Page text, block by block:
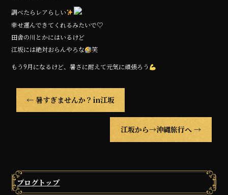
調べたらレアらしい
幸せ運んできてくれるみたいで♡
田舎の川とかにはいるけど
江坂には絶対おらんやろな
笑
もう9月になるけど、暑さに耐えて元気に頑張ろう
←暑すぎませんか？in江坂
江坂から→沖縄旅行へ →
ブログトップ